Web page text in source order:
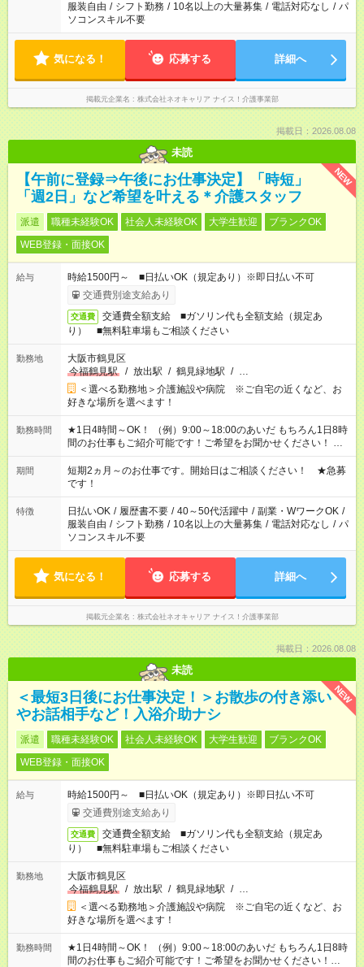
服装自由 / シフト勤務 / 10名以上の大量募集 / 電話対応なし / パ
ソコンスキル不要
気になる！ 応募する 詳細へ
掲載元企業名 株式会社ネオキャリア ナイス！介護事業部
掲載日：2026.08.08
未読
NEW
【午前に登録⇒午後にお仕事決定】「時短」
「週2日」など希望を叶える＊介護スタッフ
派遣 職種未経験OK 社会人未経験OK 大学生歓迎
ブランクOK
WEB登録・面接OK
給与
時給1500円～ ■日払いOK（規定あり）※即日払い不可
交通費別途支給あり
交通費
交通費全額支給 ■ガソリン代も全額支給（規定あ
り） ■無料駐車場もご相談ください
勤務地
大阪市鶴見区
今福鶴見駅
/ 放出駅 / 鶴見緑地駅 / …
＜選べる勤務地＞介護施設や病院 ※ご自宅の近くなど、お
好きな場所を選べます！
勤務時間
★1日4時間～OK！ （例）9:00～18:00のあいだ もちろん1日8時
間のお仕事もご紹介可能です！ご希望をお聞かせください！ ※
週最低15時間以上の勤務が必要です
期間
短期2ヵ月～のお仕事です。開始日はご相談ください！ ★急募
です！
特徴 日払いOK / 履歴書不要 / 40～50代活躍中 / 副業・WワークOK /
服装自由 / シフト勤務 / 10名以上の大量募集 / 電話対応なし / パ
ソコンスキル不要
気になる！ 応募する 詳細へ
掲載元企業名 株式会社ネオキャリア ナイス！介護事業部
掲載日：2026.08.08
未読
NEW
＜最短3日後にお仕事決定！＞お散歩の付き添い
やお話相手など！入浴介助ナシ
派遣 職種未経験OK 社会人未経験OK 大学生歓迎
ブランクOK
WEB登録・面接OK
給与
時給1500円～ ■日払いOK（規定あり）※即日払い不可
交通費別途支給あり
交通費
交通費全額支給 ■ガソリン代も全額支給（規定あ
り） ■無料駐車場もご相談ください
勤務地
大阪市鶴見区
今福鶴見駅
/ 放出駅 / 鶴見緑地駅 / …
＜選べる勤務地＞介護施設や病院 ※ご自宅の近くなど、お
好きな場所を選べます！
勤務時間
★1日4時間～OK！ （例）9:00～18:00のあいだ もちろん1日8時
間のお仕事もご紹介可能です！ご希望をお聞かせください！★家